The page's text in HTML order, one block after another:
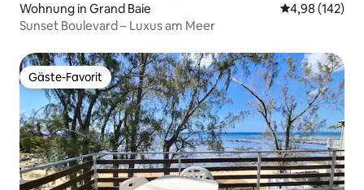
Wohnung in Grand Baie
4,98 (142)
Sunset Boulevard – Luxus am Meer
Gäste-Favorit
Gäste-Favorit